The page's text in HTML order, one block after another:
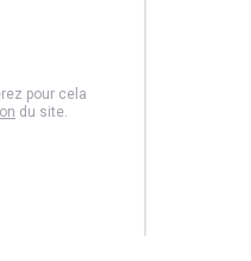
pour cela
du site.